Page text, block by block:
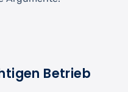
Betrieb